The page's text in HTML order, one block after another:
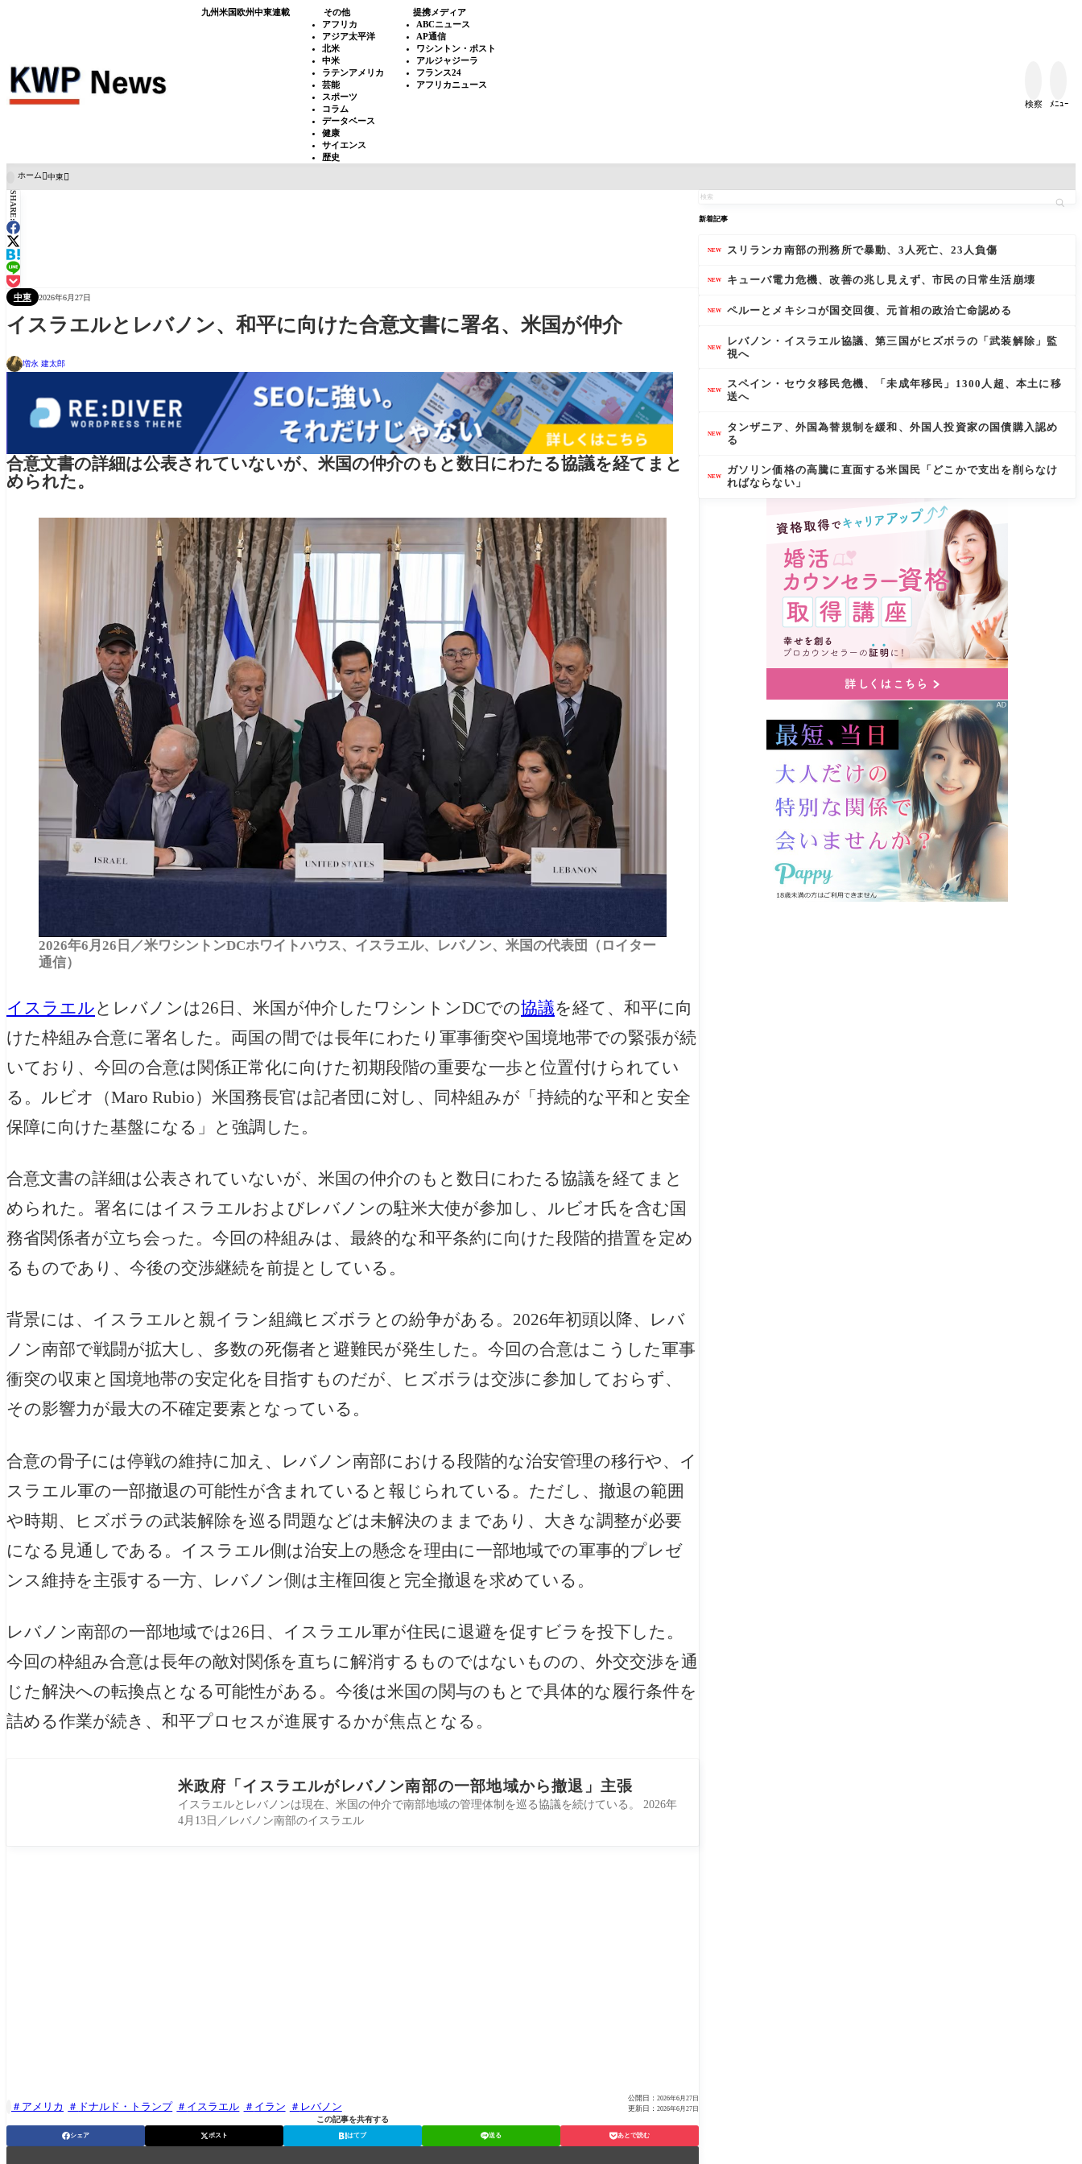
九州米国欧州中東連載
その他
アフリカ
アジア太平洋
北米
中米
ラテンアメリカ
芸能
スポーツ
コラム
データベース
健康
サイエンス
歴史
提携メディア
ABCニュース
AP通信
ワシントン・ポスト
アルジャジーラ
フランス24
アフリカニュース
検察 ﾒﾆｭｰ
ホーム 中東
SHARE:
中東 2026年6月27日
イスラエルとレバノン、和平に向けた合意文書に署名、米国が仲介
増永 建太郎
合意文書の詳細は公表されていないが、米国の仲介のもと数日にわたる協議を経てまと
められた。
2026年6月26日／米ワシントンDCホワイトハウス、イスラエル、レバノン、米国の代表団（ロイター
通信）
イスラエルとレバノンは26日、米国が仲介したワシントンDCでの協議を経て、和平に向
けた枠組み合意に署名した。両国の間では長年にわたり軍事衝突や国境地帯での緊張が続
いており、今回の合意は関係正常化に向けた初期段階の重要な一歩と位置付けられてい
る。ルビオ（Maro Rubio）米国務長官は記者団に対し、同枠組みが「持続的な平和と安全
保障に向けた基盤になる」と強調した。
合意文書の詳細は公表されていないが、米国の仲介のもと数日にわたる協議を経てまと
められた。署名にはイスラエルおよびレバノンの駐米大使が参加し、ルビオ氏を含む国
務省関係者が立ち会った。今回の枠組みは、最終的な和平条約に向けた段階的措置を定め
るものであり、今後の交渉継続を前提としている。
背景には、イスラエルと親イラン組織ヒズボラとの紛争がある。2026年初頭以降、レバ
ノン南部で戦闘が拡大し、多数の死傷者と避難民が発生した。今回の合意はこうした軍事
衝突の収束と国境地帯の安定化を目指すものだが、ヒズボラは交渉に参加しておらず、
その影響力が最大の不確定要素となっている。
合意の骨子には停戦の維持に加え、レバノン南部における段階的な治安管理の移行や、イ
スラエル軍の一部撤退の可能性が含まれていると報じられている。ただし、撤退の範囲
や時期、ヒズボラの武装解除を巡る問題などは未解決のままであり、大きな調整が必要
になる見通しである。イスラエル側は治安上の懸念を理由に一部地域での軍事的プレゼ
ンス維持を主張する一方、レバノン側は主権回復と完全撤退を求めている。
レバノン南部の一部地域では26日、イスラエル軍が住民に退避を促すビラを投下した。
今回の枠組み合意は長年の敵対関係を直ちに解消するものではないものの、外交交渉を通
じた解決への転換点となる可能性がある。今後は米国の関与のもとで具体的な履行条件を
詰める作業が続き、和平プロセスが進展するかが焦点となる。
米政府「イスラエルがレバノン南部の一部地域から撤退」主張
イスラエルとレバノンは現在、米国の仲介で南部地域の管理体制を巡る協議を続けている。 2026年
4月13日／レバノン南部のイスラエル
アメリカ ドナルド・トランプ イスラエル イラン レバノン
公開日： 2026年6月27日
更新日： 2026年6月27日
この記事を共有する
シェア ポスト はてブ 送る あとで読む
新着記事
NEW スリランカ南部の刑務所で暴動、3人死亡、23人負傷
NEW キューバ電力危機、改善の兆し見えず、市民の日常生活崩壊
NEW ペルーとメキシコが国交回復、元首相の政治亡命認める
NEW
レバノン・イスラエル協議、第三国がヒズボラの「武装解除」監
視へ
NEW
スペイン・セウタ移民危機、「未成年移民」1300人超、本土に移
送へ
NEW
タンザニア、外国為替規制を緩和、外国人投資家の国債購入認め
る
NEW
ガソリン価格の高騰に直面する米国民「どこかで支出を削らなけ
ればならない」